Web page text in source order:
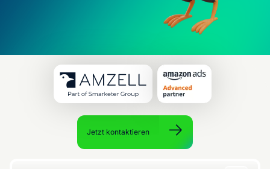
Jetzt kontaktieren